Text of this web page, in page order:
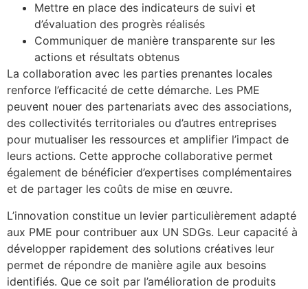
Mettre en place des indicateurs de suivi et
d’évaluation des progrès réalisés
Communiquer de manière transparente sur les
actions et résultats obtenus
La collaboration avec les parties prenantes locales
renforce l’efficacité de cette démarche. Les PME
peuvent nouer des partenariats avec des associations,
des collectivités territoriales ou d’autres entreprises
pour mutualiser les ressources et amplifier l’impact de
leurs actions. Cette approche collaborative permet
également de bénéficier d’expertises complémentaires
et de partager les coûts de mise en œuvre.
L’innovation constitue un levier particulièrement adapté
aux PME pour contribuer aux UN SDGs. Leur capacité à
développer rapidement des solutions créatives leur
permet de répondre de manière agile aux besoins
identifiés. Que ce soit par l’amélioration de produits